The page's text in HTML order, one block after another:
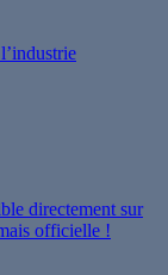
directement sur
officielle !